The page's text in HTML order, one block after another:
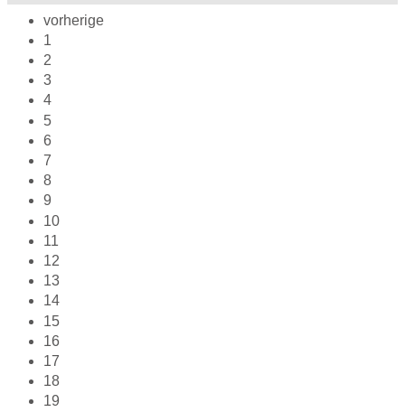
vorherige
1
2
3
4
5
6
7
8
9
10
11
12
13
14
15
16
17
18
19